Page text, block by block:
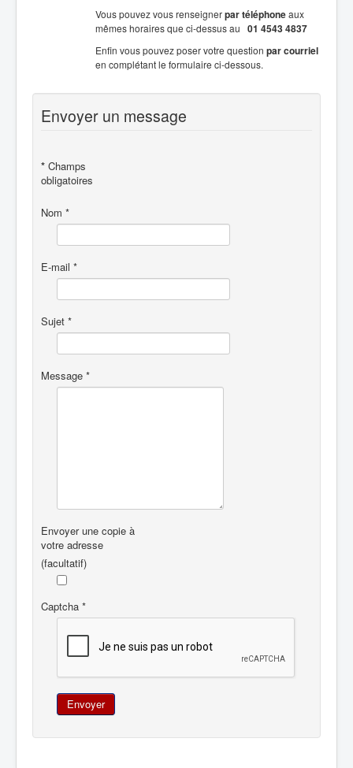
Vous pouvez vous renseignerpar téléphoneaux
mêmes horaires que ci-dessus au 01 4543 4837
Enfin vous pouvez poser votre question par courriel
en complétant le formulaire ci-dessous.
Envoyer un message
* Champs
obligatoires
Nom *
E-mail *
Sujet *
Message *
Envoyer une copie à
votre adresse
(facultatif)
Captcha *
Envoyer